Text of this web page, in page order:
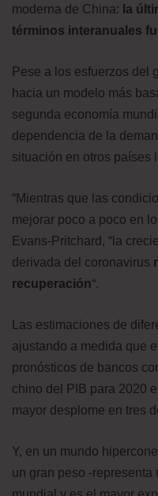
moderna de China: la
términos interanuales
Pese a los esfuerzos del
hacia un modelo más
segunda economía
dependencia de la
situación en otros países
“Mientras que las
mejorar poco a poco en
Evans-Pritchard, “la
derivada del coronavirus
recuperación“.
Las estimaciones de
ajustando a medida que
pronósticos de bancos
chino del PIB para 2020
mayor desplome en tres
Y, en un mundo
un gran peso -representa